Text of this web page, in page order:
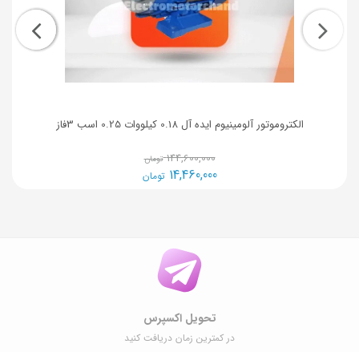
الکتروموتور آلومینیوم ایده آل 0.18 کیلووات 0.25 اسب 3فاز
144,600,000 تومان
14,460,000 تومان
تحویل اکسپرس
در کمترین زمان دریافت کنید